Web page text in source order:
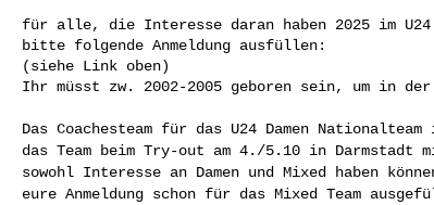
für alle, die Interesse daran haben 2025 im U24
bitte folgende Anmeldung ausfüllen:
(siehe Link oben)
Ihr müsst zw. 2002-2005 geboren sein, um in
Das Coachesteam für das U24 Damen
das Team beim Try-out am 4./5.10 in Darmstadt
sowohl Interesse an Damen und Mixed haben
eure Anmeldung schon für das Mixed Team